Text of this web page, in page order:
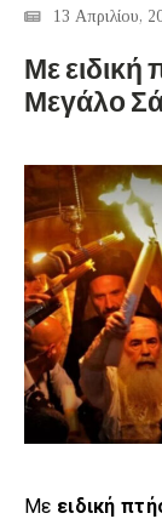
13 Απριλίου,
Με ειδική
Μεγάλο
Με ειδική